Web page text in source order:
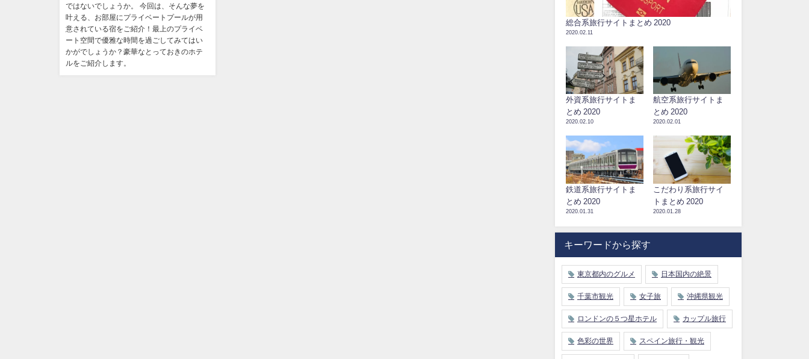
ではないでしょうか。 今回は、そんな夢を
叶える、お部屋にプライベートプールが用
意されている宿をご紹介！最上のプライベ
ート空間で優雅な時間を過ごしてみてはい
かがでしょうか？豪華なとっておきのホテ
ルをご紹介します。
総合系旅行サイトまとめ 2020
2020.02.11
外資系旅行サイトま
とめ 2020
2020.02.10
航空系旅行サイトま
とめ 2020
2020.02.01
鉄道系旅行サイトま
とめ 2020
2020.01.31
こだわり系旅行サイ
トまとめ 2020
2020.01.28
キーワードから探す
東京都内のグルメ 日本国内の絶景
千葉市観光 女子旅 沖縄県観光
ロンドンの５つ星ホテル カップル旅行
色彩の世界 スペイン旅行・観光